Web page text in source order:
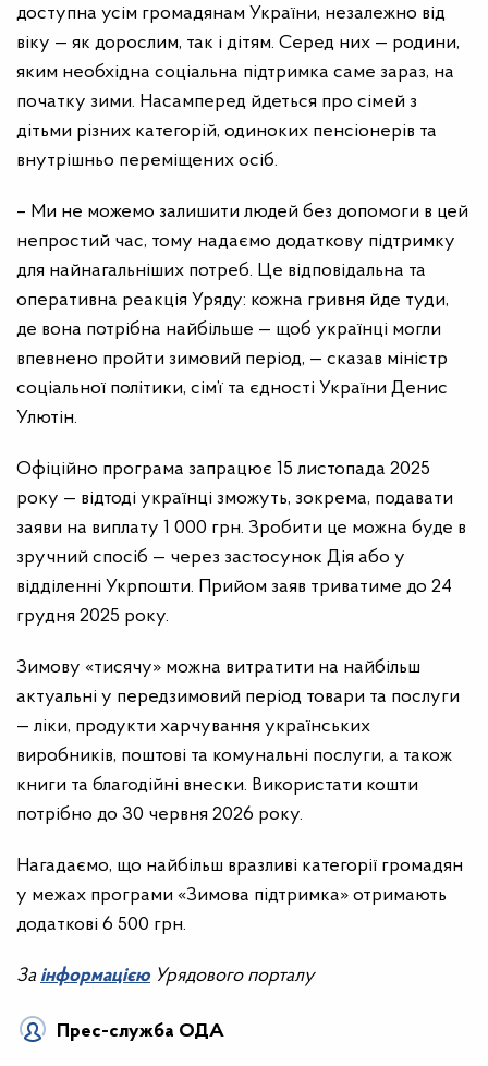
доступна усім громадянам України, незалежно від
віку — як дорослим, так і дітям. Серед них — родини,
яким необхідна соціальна підтримка саме зараз, на
початку зими. Насамперед йдеться про сімей з
дітьми різних категорій, одиноких пенсіонерів та
внутрішньо переміщених осіб.
– Ми не можемо залишити людей без допомоги в цей
непростий час, тому надаємо додаткову підтримку
для найнагальніших потреб. Це відповідальна та
оперативна реакція Уряду: кожна гривня йде туди,
де вона потрібна найбільше — щоб українці могли
впевнено пройти зимовий період, — сказав міністр
соціальної політики, сім’ї та єдності України Денис
Улютін.
Офіційно програма запрацює 15 листопада 2025
року — відтоді українці зможуть, зокрема, подавати
заяви на виплату 1 000 грн. Зробити це можна буде в
зручний спосіб — через застосунок Дія або у
відділенні Укрпошти. Прийом заяв триватиме до 24
грудня 2025 року.
Зимову «тисячу» можна витратити на найбільш
актуальні у передзимовий період товари та послуги
— ліки, продукти харчування українських
виробників, поштові та комунальні послуги, а також
книги та благодійні внески. Використати кошти
потрібно до 30 червня 2026 року.
Нагадаємо, що найбільш вразливі категорії громадян
у межах програми «Зимова підтримка» отримають
додаткові 6 500 грн.
За інформацією Урядового порталу
Прес-служба ОДА